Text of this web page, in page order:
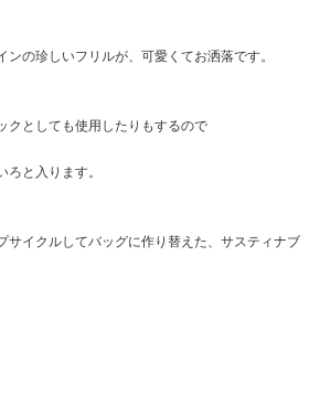
ンの珍しいフリルが、可愛くてお洒落です。
クとしても使用したりもするので
と入ります。
サイクルしてバッグに作り替えた、サスティナブ